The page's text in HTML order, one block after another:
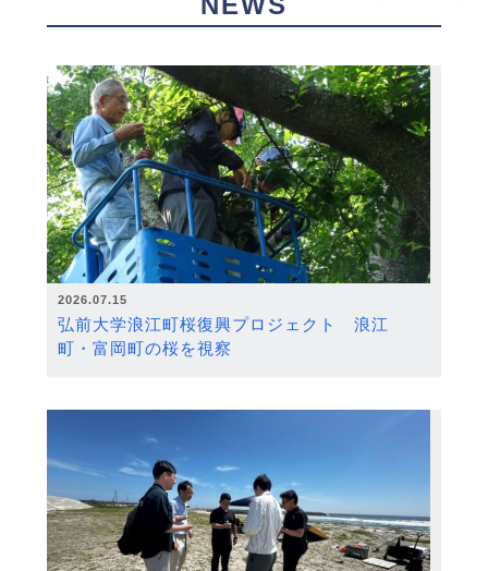
2026.07.15
弘前大学浪江町桜復興プロジェクト 浪江
町・富岡町の桜を視察